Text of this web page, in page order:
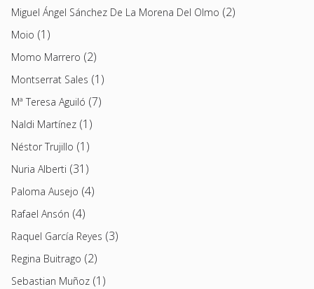
Miguel Ángel Sánchez De La Morena Del Olmo (2)
Moio (1)
Momo Marrero (2)
Montserrat Sales (1)
Mª Teresa Aguiló (7)
Naldi Martínez (1)
Néstor Trujillo (1)
Nuria Alberti (31)
Paloma Ausejo (4)
Rafael Ansón (4)
Raquel García Reyes (3)
Regina Buitrago (2)
Sebastian Muñoz (1)